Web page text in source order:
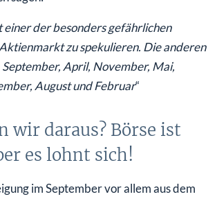
einer der besonders gefährlichen
zu spekulieren. Die anderen
September, April, November, Mai,
August und Februar“
wir daraus? Börse ist
es lohnt sich!
im September vor allem aus dem